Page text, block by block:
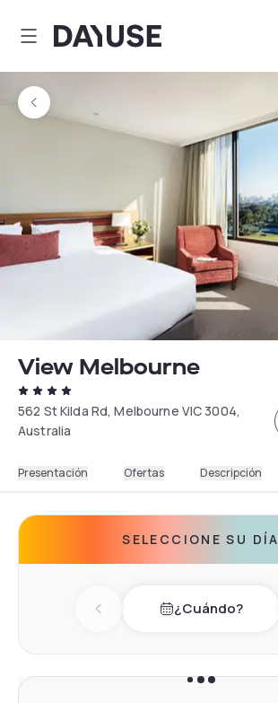
Dayuse
View Melbourne
562 St Kilda Rd, Melbourne VIC 3004,
Australia
Presentación Ofertas Descripción
SELECCIONE SU DÍA
Previous day¿Cuándo?